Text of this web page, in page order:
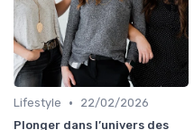
Lifestyle •
22/02/2026
Plonger dans l’univers des